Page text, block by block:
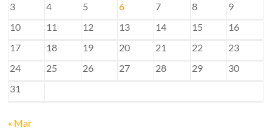
3
4 5 6 7 8
9
10
11 12 13 14 15
16
17
18 19 20 21 22
23
24
25 26 27 28 29
30
31
« Mar